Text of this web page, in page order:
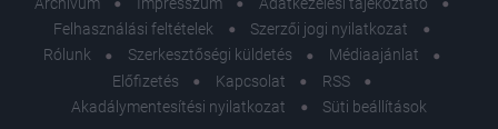
Felhasználási feltételek
Szerzői jogi nyilatkozat
Rólunk
Szerkesztőségi küldetés
Médiaajánlat
Előfizetés
Kapcsolat
RSS
Akadálymentesítési nyilatkozat
Süti beállítások